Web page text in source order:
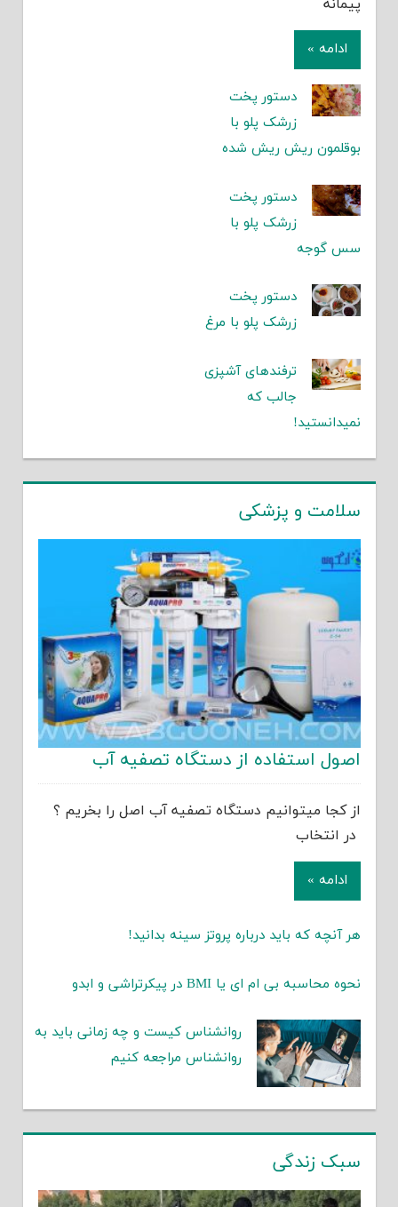
پیمانه
ادامه »
دستور پخت
زرشک پلو با
بوقلمون ریش ریش شده
دستور پخت
زرشک پلو با
سس گوجه
دستور پخت
زرشک پلو با مرغ
ترفندهای آشپزی
جالب که
نمیدانستید!
سلامت و پزشکی
اصول استفاده از دستگاه تصفیه آب
از کجا میتوانیم دستگاه تصفیه آب اصل را بخریم ؟
در انتخاب
ادامه »
هر آنچه که باید درباره پروتز سینه بدانید!
نحوه محاسبه بی ام ای یا BMI در پیکرتراشی و ابدو
روانشناس کیست و چه زمانی باید به
روانشناس مراجعه کنیم
سبک زندگی